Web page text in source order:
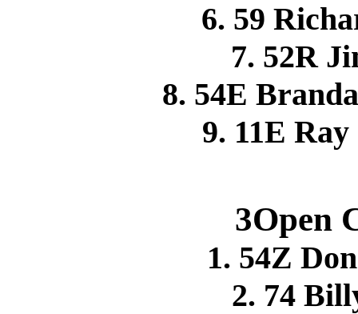
6. 59
7. 52R
8. 54E
9. 11E
3Open
1. 54Z
2. 74